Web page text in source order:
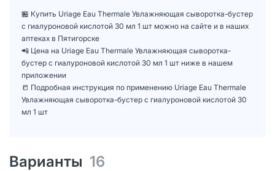
🏪 Купить Uriage Eau Thermale Увлажняющая сыворотка-бустер
с гиалуроновой кислотой 30 мл 1 шт можно на сайте и в наших
аптеках в Пятигорске
📲 Цена на Uriage Eau Thermale Увлажняющая сыворотка-
бустер с гиалуроновой кислотой 30 мл 1 шт ниже в нашем
приложении
📒 Подробная инструкция по применению Uriage Eau Thermale
Увлажняющая сыворотка-бустер с гиалуроновой кислотой 30
мл 1 шт
Варианты 16